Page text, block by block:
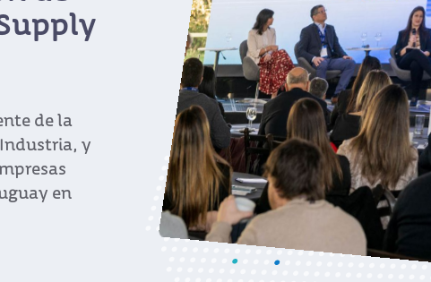
gestión
y
invertir